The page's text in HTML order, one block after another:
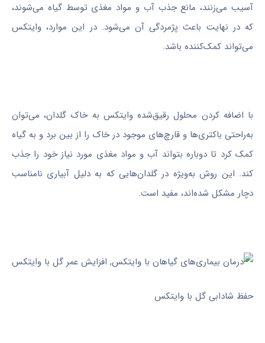
آسیب می‌زنند، مانع جذب آب و مواد مغذی توسط گیاه می‌شوند،
که در نهایت باعث پژمردگی آن می‌شود. در این موارد، وایتکس
می‌تواند کمک‌کننده باشد.
با اضافه کردن محلول رقیق‌شده وایتکس به خاک گلدان، می‌توان
به‌راحتی باکتری‌ها و قارچ‌های موجود در خاک را از بین برد و به گیاه
کمک کرد تا دوباره بتواند آب و مواد مغذی مورد نیاز خود را جذب
کند. این روش به‌ویژه در گلدان‌هایی که به دلیل آبیاری نامناسب
دچار مشکل شده‌اند، مفید است.
حفظ شادابی گل با وایتکس